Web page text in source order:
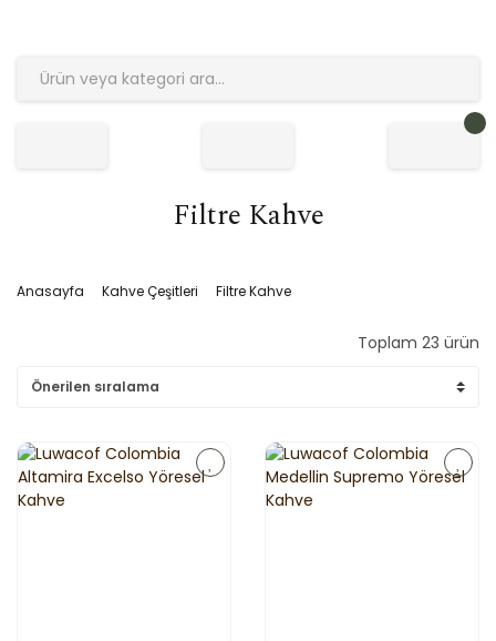
Filtre Kahve
Anasayfa Kahve Çeşitleri Filtre Kahve
Toplam 23 ürün